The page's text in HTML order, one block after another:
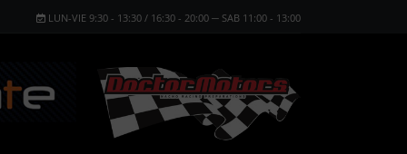
LUN-VIE 9:30 - 13:30 / 16:30 - 20:00 ─ SAB 11:00 - 13:00